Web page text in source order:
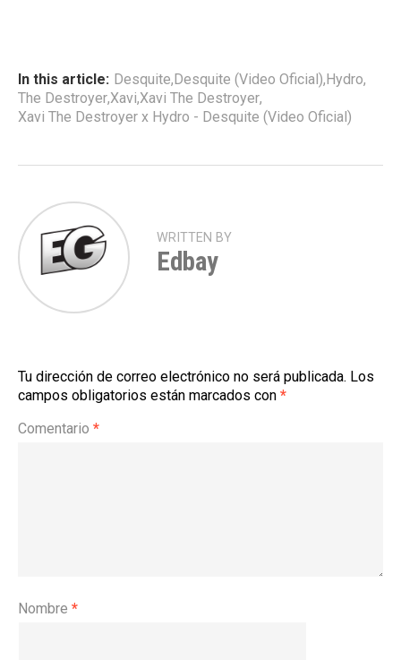
In this article: Desquite,Desquite (Video Oficial),Hydro,
The Destroyer,Xavi,Xavi The Destroyer,
Xavi The Destroyer x Hydro - Desquite (Video Oficial)
WRITTEN BY
Edbay
Tu dirección de correo electrónico no será publicada. Los
campos obligatorios están marcados con *
Comentario *
Nombre *